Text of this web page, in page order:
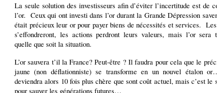
La seule solution des investisseurs afin d’éviter l’incertitude est de
l’or. Ceux qui ont investi dans l’or durant la Grande Dépression
était précieux leur or pour payer biens de nécessités et services.
s’effondreront, les actions perdront leurs valeurs, mais l’or sera
quelle que soit la situation.
L’or sauvera t’il la France? Peut-être ? Il faudra pour cela que le
jaune (non déflationniste) se transforme en un nouvel étalon
deviendra alors 10 fois plus chère que sont coût actuel, mais c’est le
pour sauver les générations futures…